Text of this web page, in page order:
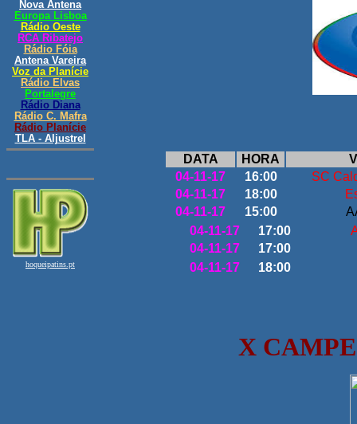
DATA HORA
04-11-17
16:00
SC
04-11-17
18:00
04-11-17
15:00
04-11-17
17:00
04-11-17
17:00
04-11-17
18:00
X